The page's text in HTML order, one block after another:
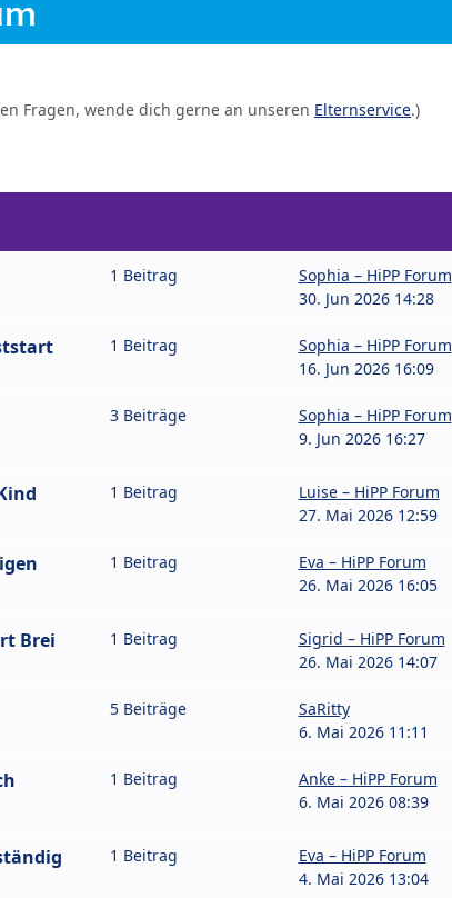
Fragen, wende dich gerne an unseren Elternservice.)
1 Beitrag
Sophia – HiPP Forum
30. Jun 2026 14:28
1 Beitrag
Sophia – HiPP Forum
16. Jun 2026 16:09
3 Beiträge
Sophia – HiPP Forum
9. Jun 2026 16:27
1 Beitrag
Luise – HiPP Forum
27. Mai 2026 12:59
1 Beitrag
Eva – HiPP Forum
26. Mai 2026 16:05
Brei 1 Beitrag
Sigrid – HiPP Forum
26. Mai 2026 14:07
5 Beiträge
SaRitty
6. Mai 2026 11:11
1 Beitrag
Anke – HiPP Forum
6. Mai 2026 08:39
1 Beitrag
Eva – HiPP Forum
4. Mai 2026 13:04